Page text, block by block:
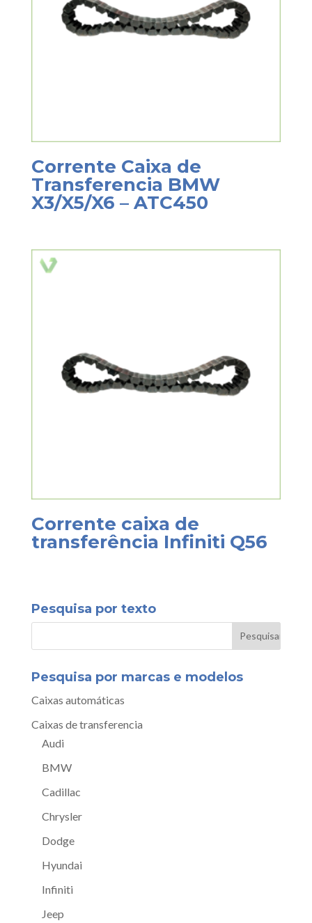
Corrente Caixa de
Transferencia BMW
X3/X5/X6 – ATC450
Corrente caixa de
transferência Infiniti Q56
Pesquisa por texto
Pesquisa por marcas e modelos
Caixas automáticas
Caixas de transferencia
Audi
BMW
Cadillac
Chrysler
Dodge
Hyundai
Infiniti
Jeep